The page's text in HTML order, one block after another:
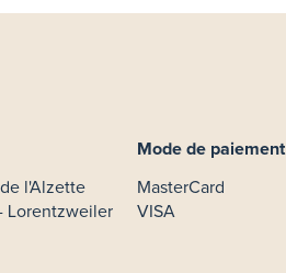
l'Alzette
Lorentzweiler
Mode de paiement
MasterCard
VISA